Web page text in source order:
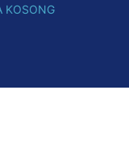
KOSONG